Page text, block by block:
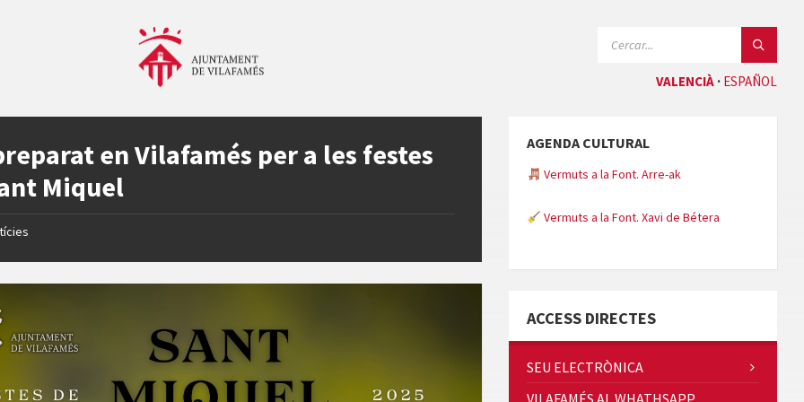
VALENCIÀ ESPAÑOL
en Vilafamés per a les festes
Miquel
AGENDA CULTURAL
Vermuts a la Font. Arre-ak
Vermuts a la Font. Xavi de Bétera
ACCESS DIRECTES
SEU ELECTRÒNICA